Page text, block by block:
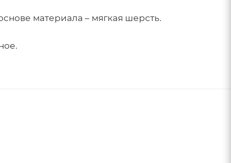
материала – мягкая шерсть.